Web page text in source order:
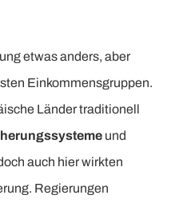
etwas anders, aber
Einkommensgruppen.
Länder traditionell
und
auch hier wirkten
Regierungen